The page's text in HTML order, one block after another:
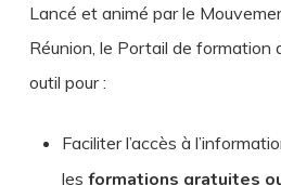
Lancé et animé par le
Réunion, le Portail de formation
outil pour :
Faciliter l’accès à
lesformations gratuites